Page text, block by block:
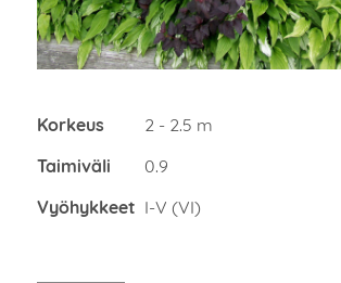
Korkeus
2 - 2.5 m
Taimiväli
0.9
Vyöhykkeet I-V (VI)